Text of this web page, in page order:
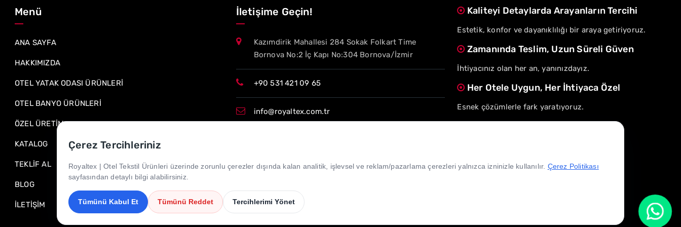
Menü
ANA SAYFA
HAKKIMIZDA
OTEL YATAK ODASI ÜRÜNLERİ
OTEL BANYO ÜRÜNLERİ
ÖZEL ÜRETİM
KATALOG
TEKLİF AL
BLOG
İLETİŞİM
İletişime Geçin!
Kazımdirik Mahallesi 284 Sokak Folkart Time
Bornova No:2 İç Kapı No:304 Bornova/İzmir
+90 531 421 09 65
info@royaltex.com.tr
sales@royaltex.com.tr
Kaliteyi Detaylarda Arayanların Tercihi
Estetik, konfor ve dayanıklılığı bir araya getiriyoruz.
Zamanında Teslim, Uzun Süreli Güven
İhtiyacınız olan her an, yanınızdayız.
Her Otele Uygun, Her İhtiyaca Özel
Esnek çözümlerle fark yaratıyoruz.
Çerez Tercihleriniz
Royaltex | Otel Tekstil Ürünleri üzerinde zorunlu çerezler dışında kalan analitik, işlevsel ve reklam/pazarlama çerezleri yalnızca izninizle kullanılır. Çerez Politikası
sayfasından detaylı bilgi alabilirsiniz.
Tümünü Kabul Et Tümünü Reddet Tercihlerimi Yönet